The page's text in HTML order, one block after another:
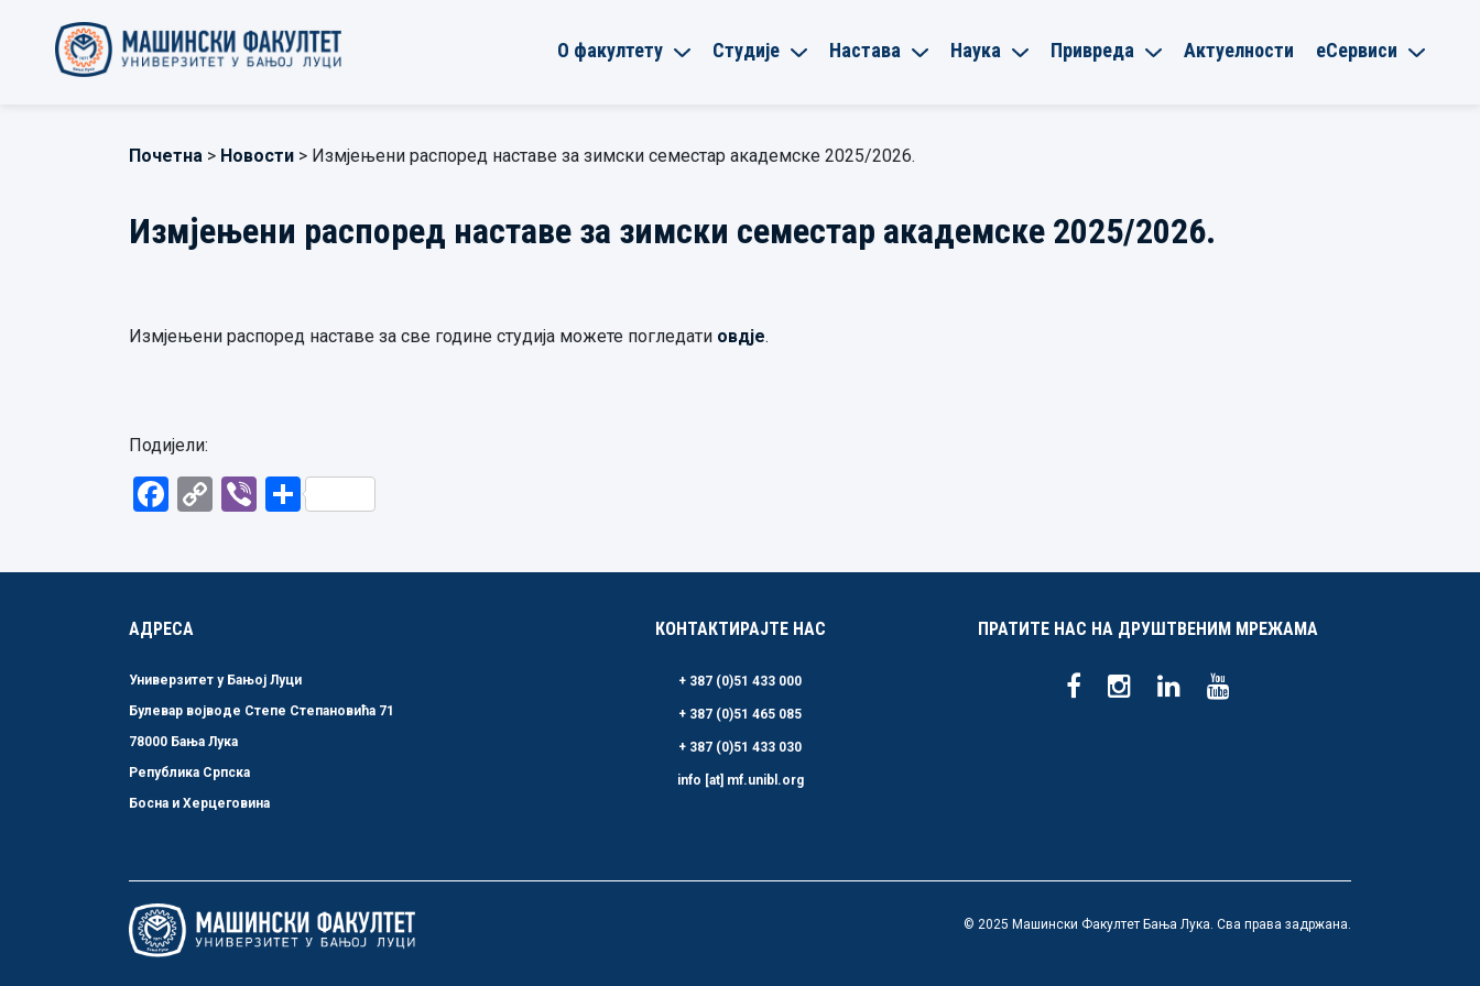
О факултету Студије Настава Наука Привреда Актуелности еСервиси
Почетна > Новости > Измјењени распоред наставе за зимски семестар академске 2025/2026.
Измјењени распоред наставе за зимски семестар академске 2025/2026.
Измјењени распоред наставе за све године студија можете погледати овдје.
Подијели:
Facebook
CopyViberShare
АДРЕСА
Универзитет у Бањој Луци
Булевар војводе Степе Степановића 71
78000 Бања Лука
Република Српска
Босна и Херцеговина
КОНТАКТИРАЈТЕ НАС
+ 387 (0)51 433 000
+ 387 (0)51 465 085
+ 387 (0)51 433 030
info [at] mf.unibl.org
ПРАТИТЕ НАС НА ДРУШТВЕНИМ МРЕЖАМА
© 2025 Машински Факултет Бања Лука. Сва права задржана.